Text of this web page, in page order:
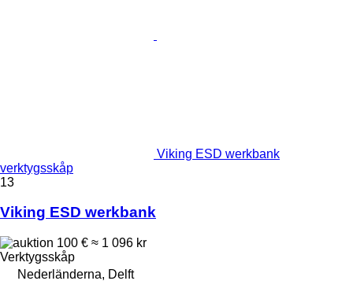
Viking ESD werkbank
verktygsskåp
13
Viking ESD werkbank
100 € ≈ 1 096 kr
Verktygsskåp
Nederländerna, Delft